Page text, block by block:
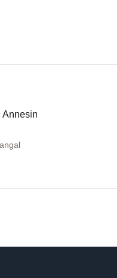
Annesin